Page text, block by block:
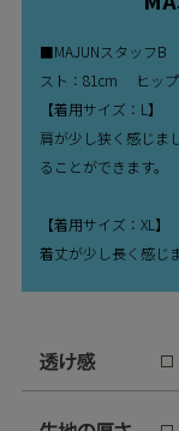
■MAJUNスタッフ
スト：81cm ヒップ
【着用サイズ：L】
肩が少し狭く感じま
ることができます。
【着用サイズ：XL】
着丈が少し長く感じ